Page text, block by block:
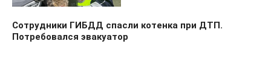
Сотрудники ГИБДД спасли котенка при ДТП.
Потребовался эвакуатор